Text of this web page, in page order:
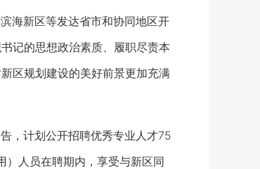
新区等发达省市和协同地区开
记的思想政治素质、履职尽责本
区规划建设的美好前景更加充满
，计划公开招聘优秀专业人才75
人员在聘期内，享受与新区同